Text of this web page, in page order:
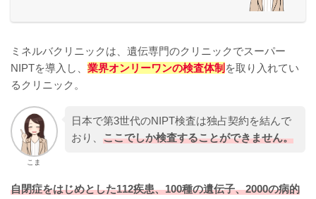
ミネルバクリニックは、遺伝専門のクリニックでスーパー
NIPTを導入し、 業界オンリーワンの検査体制 を取り入れてい
るクリニック。
こま
日本で第3世代のNIPT検査は独占契約を結んで
おり、 ここでしか検査することができません。
自閉症をはじめとした112疾患、100種の遺伝子、2000の病的